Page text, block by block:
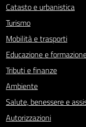
Catasto e urbanistica
Turismo
Mobilità e trasporti
Educazione e
Tributi e finanze
Ambiente
Salute, benessere e
Autorizzazioni